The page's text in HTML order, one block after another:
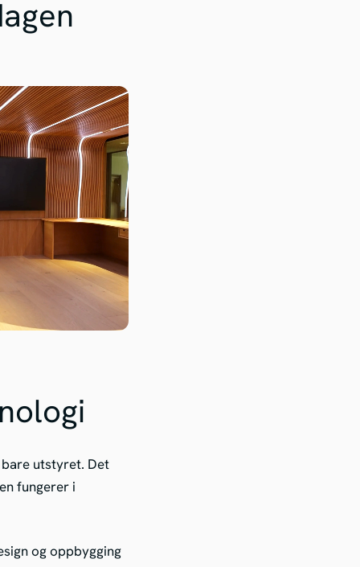
utstyret. Det
fungerer i
og oppbygging